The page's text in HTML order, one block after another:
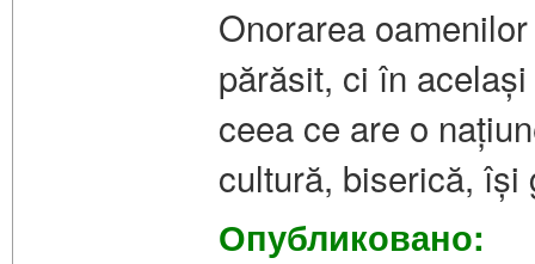
Onorarea
părăsit, ci în
ceea ce are o
cultură, biserică,
Опубликовано: